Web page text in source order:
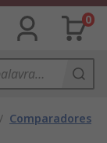
0
/ Comparadores